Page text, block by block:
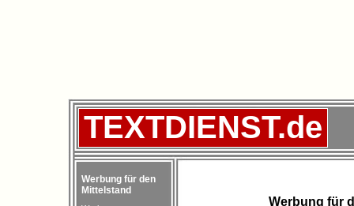
TEXTDIENST.de
Werbung für
Werbung für den
Mittelstand